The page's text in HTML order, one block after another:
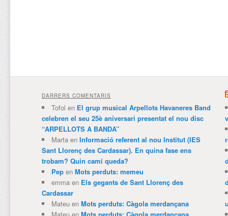
DARRERS COMENTARIS
Tofol en El grup musical Arpellots Havaneres Band
celebren el seu 25è aniversari presentat el nou disc
“ARPELLOTS A BANDA”
Martaen Informació referent al nou Institut (IES
Sant Llorenç des Cardassar). En quina fase ens
trobam? Quin camí queda?
Pepen Mots perduts: memeu
emmaen Els gegants de Sant Llorenç des
Cardassar
Mateuen Mots perduts: Càgola merdançana